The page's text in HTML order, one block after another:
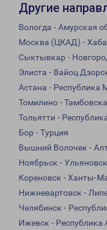
Другие
Вологда - Амурская
Москва (ЦКАД) -
Сыктывкар -
Элиста - Вайоц
Астана - Республика
Томилино -
Тольятти -
Бор - Турция
Вышний Волочек -
Ноябрьск -
Кореновск - Ханты-
Нижневартовск -
Челябинск -
Ижевск - Республика